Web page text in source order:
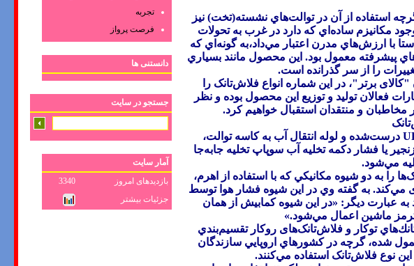
استفاده از آن در توالت‌هاي نشسته(تخت) نيز
مكانيزم ساده‌اي كه دارد در غرب به تحولات
با ارزش‌هاي مدرن اعتبار مي‌داد،به گونه‌اي كه
كشورهاي پيشرفته معمول بود. اين محصول مانند بسياري
را از سر گذرانده است.
برتر"، در این شماره انواع فلاش‌تانک را
فعالان توليد و توزيع اين محصول بوده و نظر
و منتقدان استقبال خواهیم كرد.
درست‌شده و لوله انتقال آب به كاسه توالت،
يا فشار دكمه تخليه آب سوپاپ تخلیه جابه‌جا
مي‌شود.
را به دو شيوه مكانيكي كه با استفاده از اهرم،
مي‌كند. به گفته وي در اين شيوه فشار هوا توسط
عبارت دیگر: «در اين شيوه كمابيش از همان
ماشين اعمال مي‌شود.»
توكار و فلاش‌تانک‌های روكار تقسيم‌بندي
تنها 3 تا 4 سال است كه معمول شده، گرچه در كشورهاي اروپايي سازندگان
نوع فلاش‌تانک استفاده مي‌كنند.
تجربه
فرصت پرواز
دانستنی ها
جستجو در سایت
آمار سایت
بازدیدهای امروز
3340
جزئیات بیشتر